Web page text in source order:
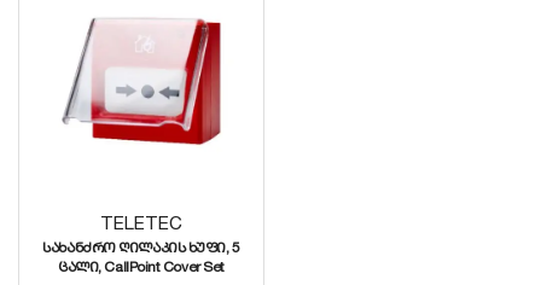
TELETEC
სახანძრო ღილაკის ხუფი, 5
ცალი, CallPoint Cover Set